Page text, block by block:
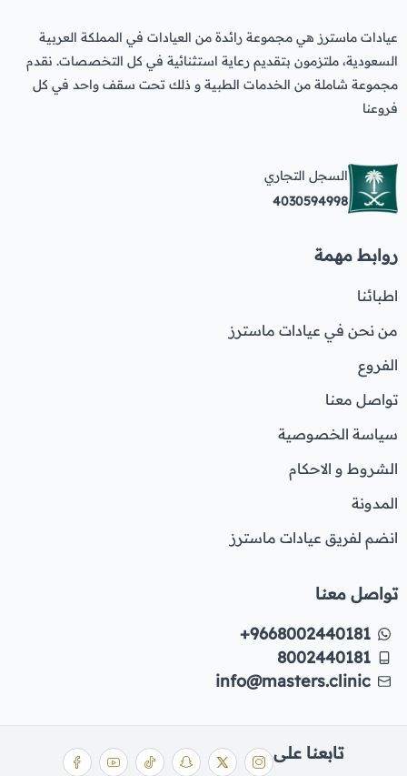
عيادات ماسترز هي مجموعة رائدة من العيادات في المملكة العربية
السعودية، ملتزمون بتقديم رعاية استثنائية في كل التخصصات. نقدم
مجموعة شاملة من الخدمات الطبية و ذلك تحت سقف واحد في كل
فروعنا
السجل التجاري
4030594998
روابط مهمة
اطبائنا
من نحن في عيادات ماسترز
الفروع
تواصل معنا
سياسة الخصوصية
الشروط و الاحكام
المدونة
انضم لفريق عيادات ماسترز
تواصل معنا
+9668002440181
8002440181
info@masters.clinic
تابعنا على